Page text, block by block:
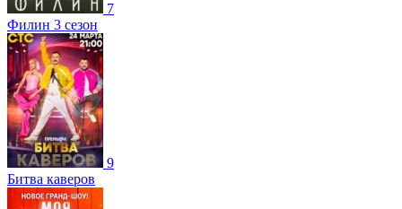
7
Филин 3 сезон
9
Битва каверов